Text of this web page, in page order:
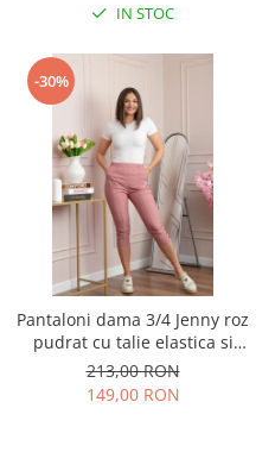
IN STOC
-30%
Pantaloni dama 3/4 Jenny roz
pudrat cu talie elastica si
fermoare decorative
213,00 RON
149,00 RON